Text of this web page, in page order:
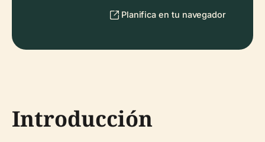
Planifica en tu navegador
Introducción